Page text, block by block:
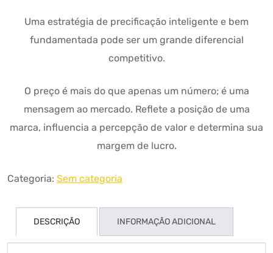
Uma estratégia de precificação inteligente e bem
fundamentada pode ser um grande diferencial
competitivo.
O preço é mais do que apenas um número; é uma
mensagem ao mercado. Reflete a posição de uma
marca, influencia a percepção de valor e determina sua
margem de lucro.
Categoria: Sem categoria
DESCRIÇÃO INFORMAÇÃO ADICIONAL